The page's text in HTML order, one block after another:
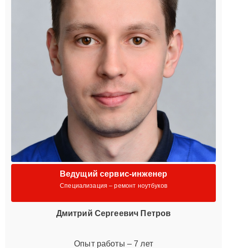
Ведущий сервис-инженер
Специализация – ремонт ноутбуков
Дмитрий Сергеевич Петров
Опыт работы – 7 лет